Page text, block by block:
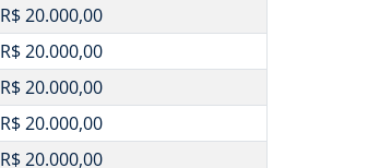
R$ 20.000,00
R$ 20.000,00
R$ 20.000,00
R$ 20.000,00
R$ 20.000,00